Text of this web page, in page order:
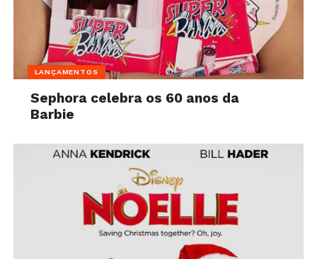
LANÇAMENTOS
Sephora celebra os 60 anos da
Barbie